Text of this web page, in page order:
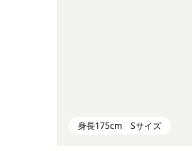
身長175cm Sサイズ